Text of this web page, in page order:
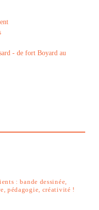
- de fort Boyard au
: bande dessinée,
pédagogie, créativité !